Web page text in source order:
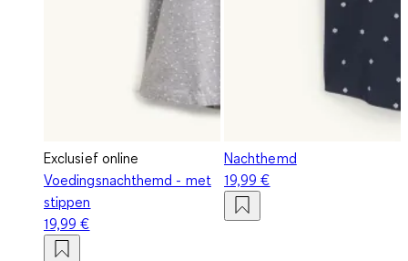
Exclusief online
Voedingsnachthemd - met
stippen
19,99 €
Nachthemd
19,99 €